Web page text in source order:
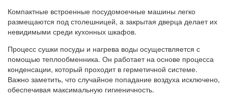
Компактные встроенные посудомоечные машины легко
размещаются под столешницей, а закрытая дверца делает их
невидимыми среди кухонных шкафов.
Процесс сушки посуды и нагрева воды осуществляется с
помощью теплообменника. Он работает на основе процесса
конденсации, который проходит в герметичной системе.
Важно заметить, что случайное попадание воздуха исключено,
обеспечивая максимальную гигиеничность.